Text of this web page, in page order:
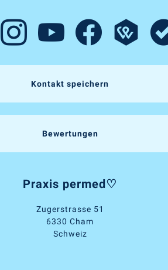
Kontakt speichern
Bewertungen
Praxis permed♡
Zugerstrasse 51
6330 Cham
Schweiz